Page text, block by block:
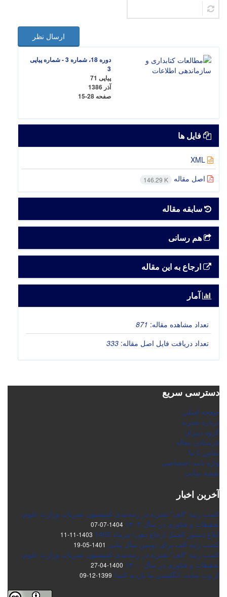
ارسال نظر
دوره 18، شماره 3 - شماره پیاپی
3
پیاپی 71
آذر 1386
صفحه 15-28
فایل ها
اصل مقاله
146.29 K
سابقه مقاله
هم رسانی
ارجاع به این مقاله
آمار
تعداد مشاهده مقاله: 871
تعداد دریافت فایل اصل مقاله: 333
دسترسی سریع
صفحه اصلی
درباره نشریه
گروه دبیران
فرستادن مقاله
تماس با ما
واژه نامه اختصاصی
نقشه سایت
آخرین اخبار
کسب رتبه "الف" نشریه در رتبه‌بندی کمیسیون نشریات وزارت علوم،
تحقیقات و فناوری در سال ۱۴۰۳
1404-07-07
ابلاغ دستور العمل ارجاع دهی/ تیرماه 1402 1403-11-11
کسب رتبه الف برای دومین سال پیاپی 1401-05-19
کسب رتبه "الف" نشریه در رتبه‌بندی کمیسیون نشریات وزارت علوم،
تحقیقات و فناوری در سال ۱۴۰۰
1400-04-27
از وب سایت انگلیسی ما بازدید کنید! 1399-12-09